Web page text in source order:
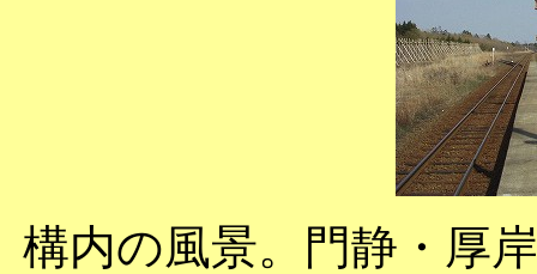
構内の風景。門静・厚